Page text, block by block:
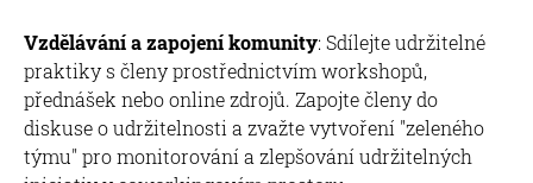
Vzdělávání a zapojení komunity: Sdílejte udržitelné
praktiky s členy prostřednictvím workshopů,
přednášek nebo online zdrojů. Zapojte členy do
diskuse o udržitelnosti a zvažte vytvoření "zeleného
týmu" pro monitorování a zlepšování udržitelných